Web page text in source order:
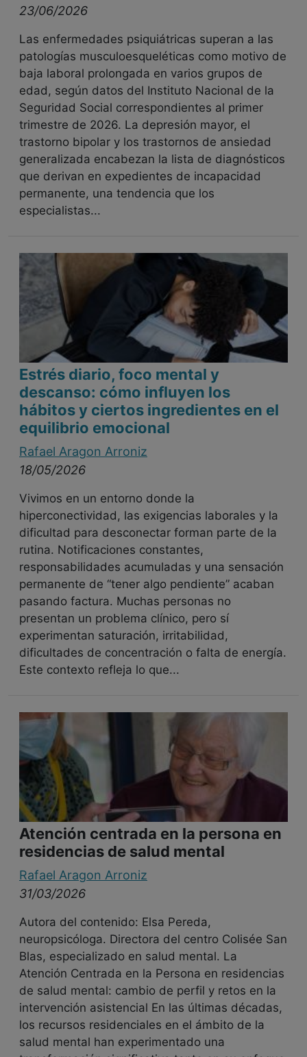
23/06/2026
Las enfermedades psiquiátricas superan a las
patologías musculoesqueléticas como motivo de
baja laboral prolongada en varios grupos de
edad, según datos del Instituto Nacional de la
Seguridad Social correspondientes al primer
trimestre de 2026. La depresión mayor, el
trastorno bipolar y los trastornos de ansiedad
generalizada encabezan la lista de diagnósticos
que derivan en expedientes de incapacidad
permanente, una tendencia que los
especialistas...
Estrés diario, foco mental y
descanso: cómo influyen los
hábitos y ciertos ingredientes en el
equilibrio emocional
Rafael Aragon Arroniz
18/05/2026
Vivimos en un entorno donde la
hiperconectividad, las exigencias laborales y la
dificultad para desconectar forman parte de la
rutina. Notificaciones constantes,
responsabilidades acumuladas y una sensación
permanente de “tener algo pendiente” acaban
pasando factura. Muchas personas no
presentan un problema clínico, pero sí
experimentan saturación, irritabilidad,
dificultades de concentración o falta de energía.
Este contexto refleja lo que...
Atención centrada en la persona en
residencias de salud mental
Rafael Aragon Arroniz
31/03/2026
Autora del contenido: Elsa Pereda,
neuropsicóloga. Directora del centro Colisée San
Blas, especializado en salud mental. La
Atención Centrada en la Persona en residencias
de salud mental: cambio de perfil y retos en la
intervención asistencial En las últimas décadas,
los recursos residenciales en el ámbito de la
salud mental han experimentado una